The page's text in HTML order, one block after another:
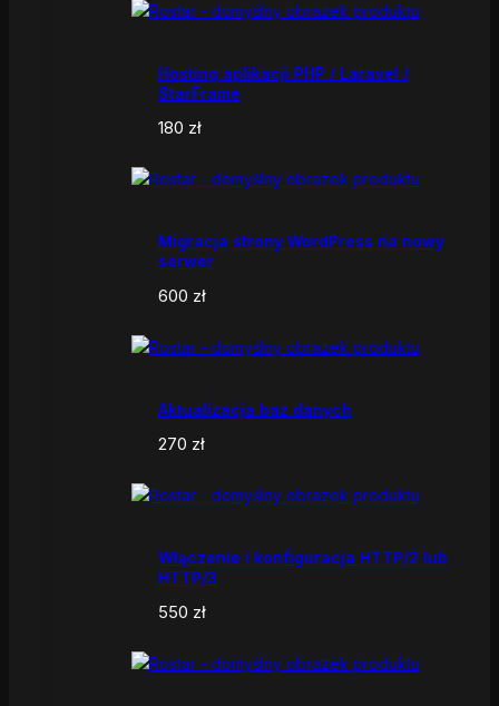
Hosting aplikacji PHP / Laravel /
StarFrame
180 zł
Migracja strony WordPress na nowy
serwer
600 zł
Aktualizacja baz danych
270 zł
Włączenie i konfiguracja HTTP/2 lub
HTTP/3
550 zł